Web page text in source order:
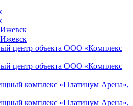
центр объекта ООО «Комплекс
центр объекта ООО «Комплекс
комплекс «Платинум Арена»,
комплекс «Платинум Арена»,